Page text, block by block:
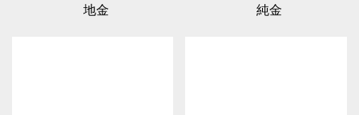
地金 純金